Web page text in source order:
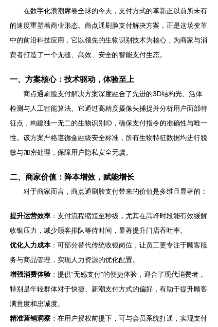
在数字化浪潮席卷全球的今天，支付方式的革新正以前所未有
的速度重塑着商业形态。商点通刷脸支付解决方案，正是这场变革
中的前沿科技应用，它以领先的生物识别技术为核心，为商家与消
费者打造了一个无缝、高效、安全的智能支付生态。
一、方案核心：技术驱动，体验至上
商点通刷脸支付解决方案深度融合了先进的3D结构光、活体
检测与人工智能算法。它通过高精度摄像头捕捉并分析用户面部特
征点，构建独一无二的生物识别ID，确保支付指令的准确性与唯一
性。该方案严格遵循金融级安全标准，所有生物特征数据均进行脱
敏与加密处理，保障用户隐私安全无虞。
二、商家价值：降本增效，赋能增长
对于商家而言，商点通刷脸支付带来的价值是多维且显著的：
提升运营效率 ：支付流程缩短至秒级，尤其在高峰时段能有效缓解
收银压力，减少顾客排队等待时间，显著提升门店吞吐率。
优化人力成本：可部分替代传统收银岗位，让员工更专注于顾客服
务与商品管理，实现人力资源的优化配置。
增强消费体验 ：提供“无感支付”的便捷体验，迎合了现代消费者，
特别是年轻群体对于快捷、新潮支付方式的偏好，有助于提升顾客
满意度和忠诚度。
精准营销洞察 ：在用户授权前提下，可与会员系统打通，实现支付